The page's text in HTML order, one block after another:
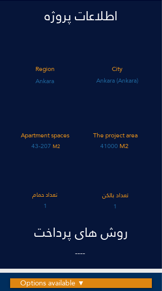
اطلاعات پروژه
Region
Ankara
Apartment spaces
43-207 M2
City
Ankara (Ankara)
The project area
41000 M2
تعداد حمام
1
تعداد بالکن
1
روش های پرداخت
----
Options available ▼